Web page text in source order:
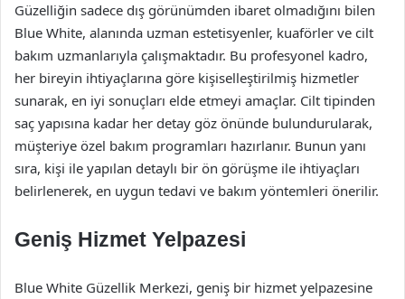
Güzelliğin sadece dış görünümden ibaret olmadığını bilen
Blue White, alanında uzman estetisyenler, kuaförler ve cilt
bakım uzmanlarıyla çalışmaktadır. Bu profesyonel kadro,
her bireyin ihtiyaçlarına göre kişiselleştirilmiş hizmetler
sunarak, en iyi sonuçları elde etmeyi amaçlar. Cilt tipinden
saç yapısına kadar her detay göz önünde bulundurularak,
müşteriye özel bakım programları hazırlanır. Bunun yanı
sıra, kişi ile yapılan detaylı bir ön görüşme ile ihtiyaçları
belirlenerek, en uygun tedavi ve bakım yöntemleri önerilir.
Geniş Hizmet Yelpazesi
Blue White Güzellik Merkezi, geniş bir hizmet yelpazesine